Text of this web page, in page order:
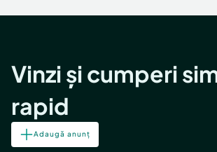
Vinzi și cumperi
rapid
Adaugă anunț